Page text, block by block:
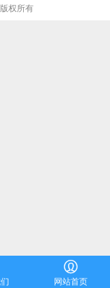
权所有

网站首页